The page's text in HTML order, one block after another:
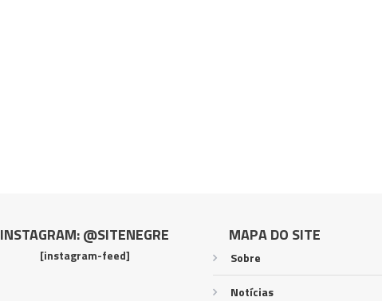
INSTAGRAM: @SITENEGRE
[instagram-feed]
MAPA DO SITE
Sobre
Notícias